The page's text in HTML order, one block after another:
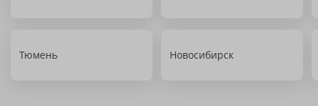
Тюмень Новосибирск